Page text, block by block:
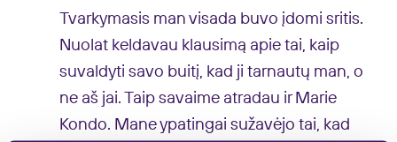
Tvarkymasis man visada buvo įdomi sritis.
Nuolat keldavau klausimą apie tai, kaip
suvaldyti savo buitį, kad ji tarnautų man, o
ne aš jai. Taip savaime atradau ir Marie
Kondo. Mane ypatingai sužavėjo tai, kad